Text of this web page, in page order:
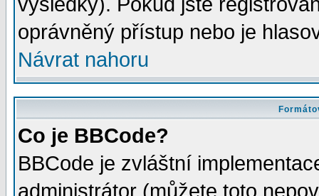
oprávněný přístup nebo je
Návrat nahoru
Co je BBCode?
BBCode je zvláštní
administrátor (můžete toto